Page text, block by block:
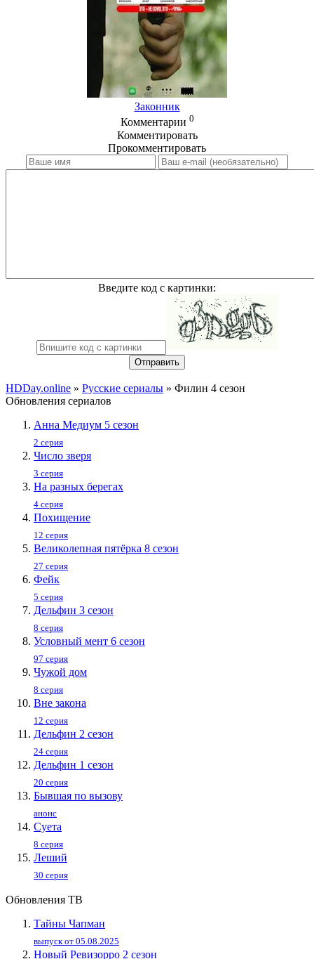
Законник
Комментарии 0
Комментировать
Прокомментировать
Введите код с картинки:
Отправить
HDDay.online » Русские сериалы » Филин 4 сезон
Обновления сериалов
Анна Медиум 5 сезон
2 серия
Число зверя
3 серия
На разных берегах
4 серия
Похищение
12 серия
Великолепная пятёрка 8 сезон
27 серия
Фейк
5 серия
Дельфин 3 сезон
8 серия
Условный мент 6 сезон
97 серия
Чужой дом
8 серия
Вне закона
12 серия
Дельфин 2 сезон
24 серия
Дельфин 1 сезон
20 серия
Бывшая по вызову
анонс
Суета
8 серия
Леший
30 серия
Обновления ТВ
Тайны Чапман
выпуск от 05.08.2025
Новый Ревизорро 2 сезон